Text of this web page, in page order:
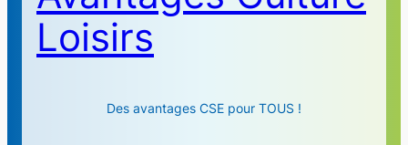
Loisirs
Des avantages CSE pour TOUS !